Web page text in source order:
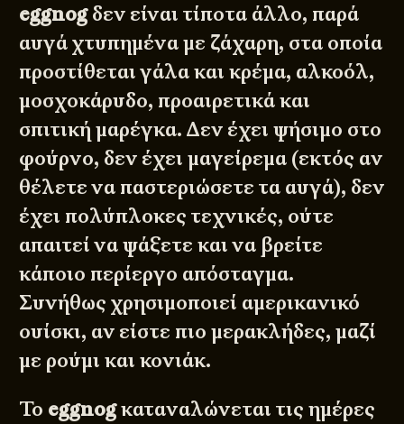
eggnogδεν είναι τίποτα άλλο, παρά
αυγά χτυπημένα με ζάχαρη, στα οποία
προστίθεται γάλα και κρέμα, αλκοόλ,
μοσχοκάρυδο, προαιρετικά και
σπιτική μαρέγκα. Δεν έχει ψήσιμο στο
φούρνο, δεν έχει μαγείρεμα (εκτός αν
θέλετε να παστεριώσετε τα αυγά), δεν
έχει πολύπλοκες τεχνικές, ούτε
απαιτεί να ψάξετε και να βρείτε
κάποιο περίεργο απόσταγμα.
Συνήθως χρησιμοποιεί αμερικανικό
ουίσκι, αν είστε πιο μερακλήδες, μαζί
με ρούμι και κονιάκ.
Το eggnogκαταναλώνεται τις ημέρες